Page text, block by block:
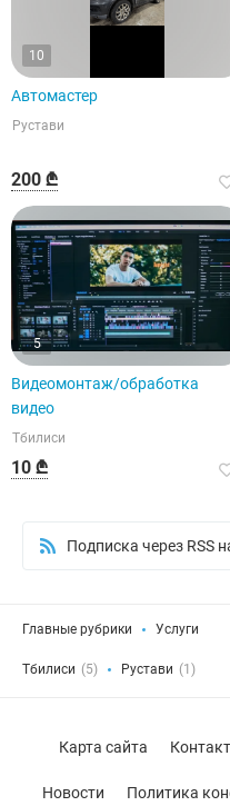
10
Автомастер
Рустави
200 ₾
5
Видеомонтаж/обработка
видео
Тбилиси
10 ₾
Подписка через RSS
Главные рубрики Услуги
Тбилиси (5) Рустави (1)
Карта сайта
Новости Политика